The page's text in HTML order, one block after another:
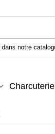
Charcuterie